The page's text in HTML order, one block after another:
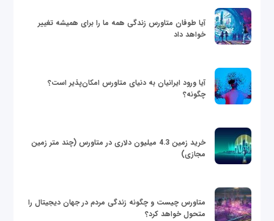
آیا طوفان متاورس زندگی همه ما را برای همیشه تغییر
خواهد داد
آیا ورود ایرانیان به دنیای متاورس امکان‌پذیر است؟
چگونه؟
خرید زمین 4.3 میلیون دلاری در متاورس (چند متر زمین
مجازی)
متاورس چیست و چگونه زندگی مردم در جهان دیجیتال را
متحول خواهد کرد؟